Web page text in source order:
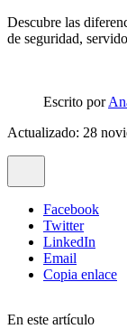
Descubre las
de seguridad,
Escrito por
Actualizado: 28
Facebook
Twitter
LinkedIn
Email
Copia enlace
En este artículo